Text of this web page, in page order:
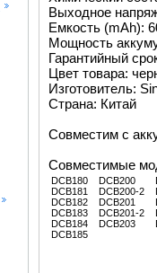
Выходное
Емкость (mAh):
Мощность
Гарантийный
Цвет товара:
Изготовитель:
Страна: Китай
Совместим с
Совместимые
DCB180
DCB181
DCB182
DCB183
DCB184
DCB185
DCB200
DCB200-2
DCB201
DCB201-2
DCB203